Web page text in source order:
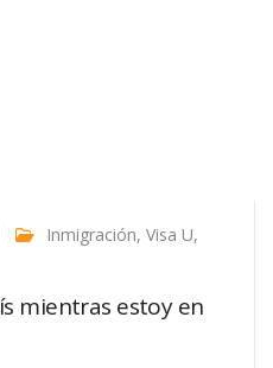
Inmigración, Visa U,
mientras estoy en